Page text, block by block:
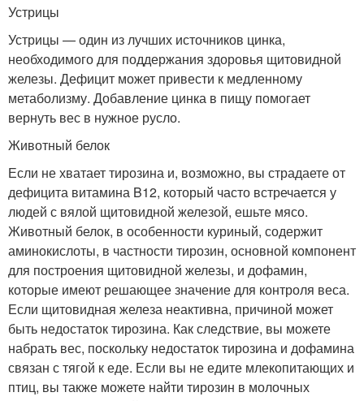
Устрицы
Устрицы — один из лучших источников цинка,
необходимого для поддержания здоровья щитовидной
железы. Дефицит может привести к медленному
метаболизму. Добавление цинка в пищу помогает
вернуть вес в нужное русло.
Животный белок
Если не хватает тирозина и, возможно, вы страдаете от
дефицита витамина B12, который часто встречается у
людей с вялой щитовидной железой, ешьте мясо.
Животный белок, в особенности куриный, содержит
аминокислоты, в частности тирозин, основной компонент
для построения щитовидной железы, и дофамин,
которые имеют решающее значение для контроля веса.
Если щитовидная железа неактивна, причиной может
быть недостаток тирозина. Как следствие, вы можете
набрать вес, поскольку недостаток тирозина и дофамина
связан с тягой к еде. Если вы не едите млекопитающих и
птиц, вы также можете найти тирозин в молочных